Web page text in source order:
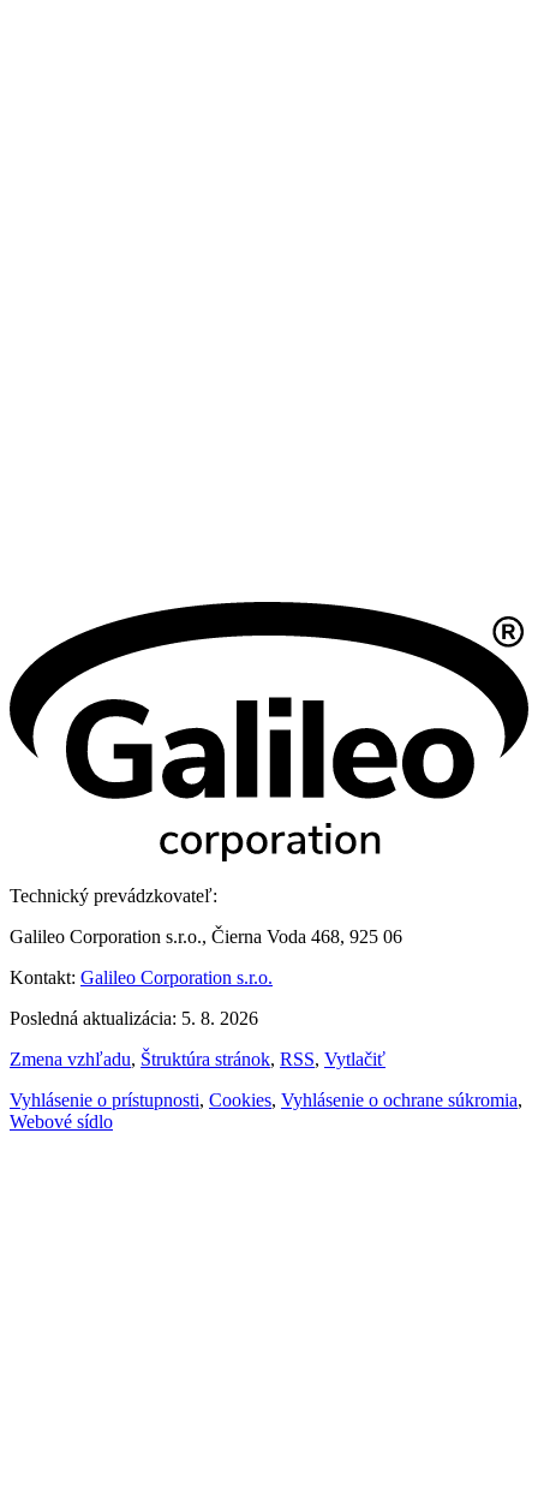
Technický prevádzkovateľ:
Galileo Corporation s.r.o., Čierna Voda 468, 925 06
Kontakt: Galileo Corporation s.r.o.
Posledná aktualizácia: 5. 8. 2026
Zmena vzhľadu, Štruktúra stránok, RSS, Vytlačiť
Vyhlásenie o prístupnosti, Cookies, Vyhlásenie o ochrane súkromia,
Webové sídlo